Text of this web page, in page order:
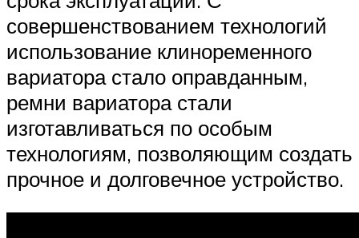
совершенствованием технологий
использование клиноременного
вариатора стало оправданным,
ремни вариатора стали
изготавливаться по особым
технологиям, позволяющим создать
прочное и долговечное устройство.